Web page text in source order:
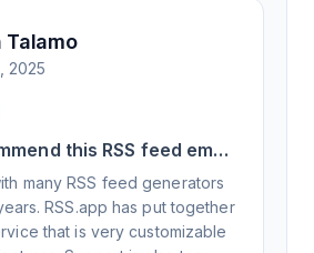
Talamo
2025
this RSS feed email
service.
many RSS feed generators
RSS.app has put together
that is very customizable